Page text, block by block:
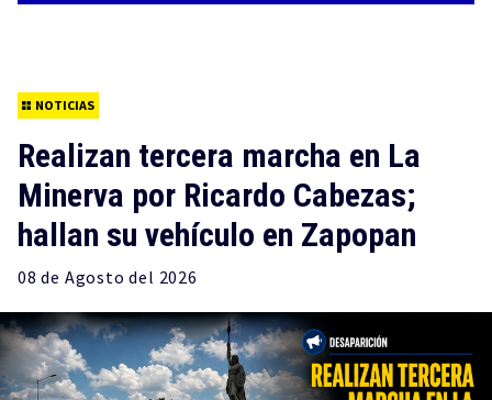
NOTICIAS
Realizan tercera marcha en La
Minerva por Ricardo Cabezas;
hallan su vehículo en Zapopan
08 de Agosto del 2026